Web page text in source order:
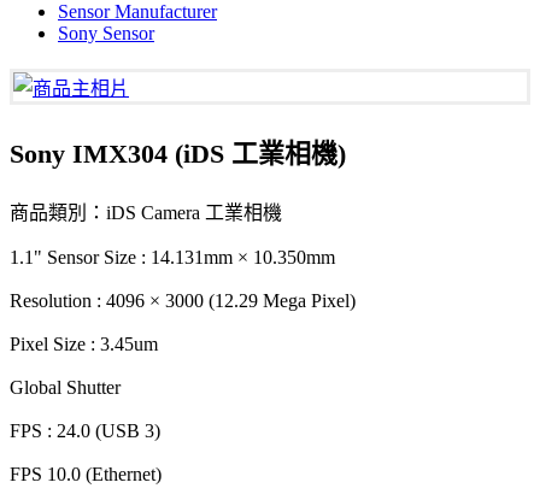
Sensor Manufacturer
Sony Sensor
Sony IMX304 (iDS 工業相機)
商品類別：iDS Camera 工業相機
1.1" Sensor Size : 14.131mm × 10.350mm
Resolution : 4096 × 3000 (12.29 Mega Pixel)
Pixel Size : 3.45um
Global Shutter
FPS : 24.0 (USB 3)
FPS 10.0 (Ethernet)